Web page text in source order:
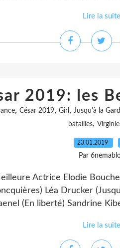
Lire la suite
2019: les
, César 2019, Girl, Jusqu'à la
batailles,
23.01.2019
Par
Actrice Elodie
Léa Drucker
(En liberté) Sandrine
Lire la suite